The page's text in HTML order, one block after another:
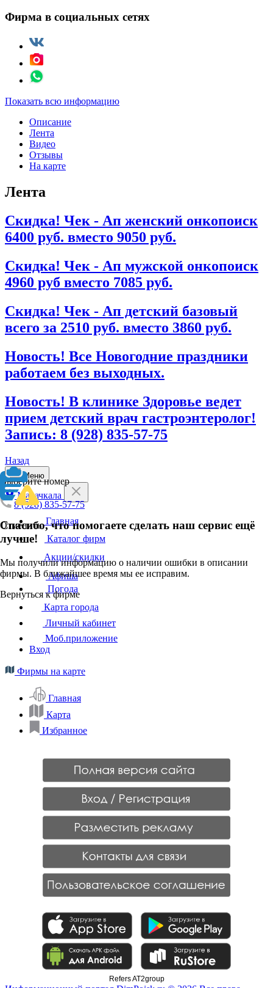
Фирма в социальных сетях
Показать всю информацию
Описание
Лента
Видео
Отзывы
На карте
Лента
Скидка! Чек - Ап женский онкопоиск
6400 руб. вместо 9050 руб.
Скидка! Чек - Ап мужской онкопоиск
4960 руб вместо 7085 руб.
Скидка! Чек - Ап детский базовый
всего за 2510 руб. вместо 3860 руб.
Новость! Все Новогодние праздники
работаем без выходных.
Новость! В клинике Здоровье ведет
прием детский врач гастроэнтеролог!
Запись: 8 (928) 835-57-75
Назад
Выберите номер
8 (928) 835-57-75
Отменить
Спасибо, что помогаете сделать наш сервис ещё
лучше!
Мы получили информацию о наличии ошибки в описании
фирмы. В ближайшее время мы ее исправим.
Вернуться к фирме
Меню
Махачкала
Главная
Каталог фирм
Акции/скидки
Афиша
Погода
Карта города
Личный кабинет
Моб.приложение
Вход
Фирмы на карте
Главная
Карта
Избранное
Refers AT2group